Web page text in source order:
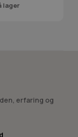
lager
erfaring og